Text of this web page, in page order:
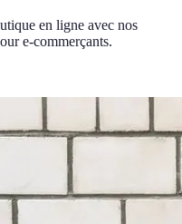
en ligne avec nos
e-commerçants.